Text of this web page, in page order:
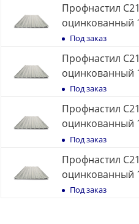
Профнастил
оцинкованный
Под заказ
Профнастил
оцинкованный
Под заказ
Профнастил
оцинкованный
Под заказ
Профнастил
оцинкованный
Под заказ